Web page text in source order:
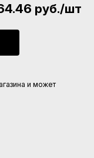
руб./шт
и может